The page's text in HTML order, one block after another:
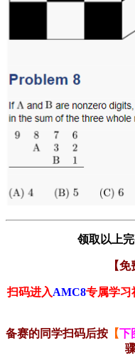
领取以上
【
扫码进入AMC8专属学习
备赛的同学扫码后按 【下